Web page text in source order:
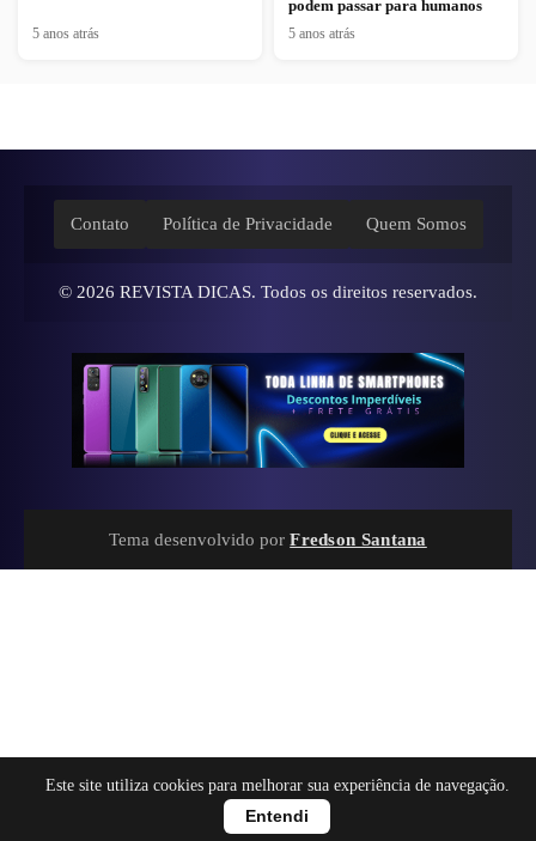
5 anos atrás
podem passar para humanos
5 anos atrás
Contato Política de Privacidade Quem Somos
© 2026 REVISTA DICAS. Todos os direitos reservados.
Tema desenvolvido por Fredson Santana
Este site utiliza cookies para melhorar sua experiência de navegação.
Entendi